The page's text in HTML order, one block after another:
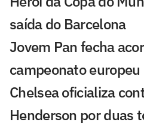
saída do Barcelona
Jovem Pan fecha
campeonato europeu
Chelsea oficializa
Henderson por duas